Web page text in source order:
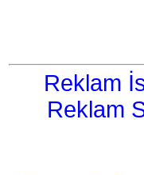
Reklam
Reklam